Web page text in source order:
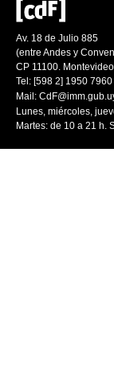
Av. 18 de Julio 885
(entre Andes y
CP 11100.
Tel: [598 2] 1950 7960
Mail:
Lunes, miércoles,
Martes: de 10 a 21 h.